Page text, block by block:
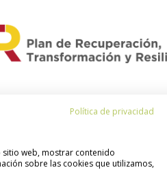
Política de privacidad
web, mostrar contenido
sobre las cookies que utilizamos,